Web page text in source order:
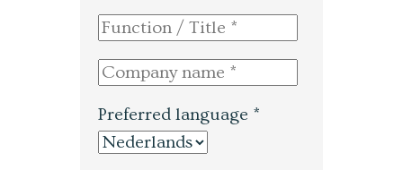
Preferred language *